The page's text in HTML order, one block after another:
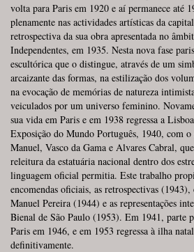
volta para Paris em 1920 e aí permanece até
plenamente nas actividades artísticas da
retrospectiva da sua obra apresentada no
Independentes, em 1935. Nesta nova fase
escultórica que o distingue, através de um
arcaizante das formas, na estilização dos
na evocação de memórias de natureza
veiculados por um universo feminino.
sua vida em Paris e em 1938 regressa a
Exposição do Mundo Português, 1940, com
Manuel, Vasco da Gama e Alvares Cabral,
releitura da estatuária nacional dentro dos
linguagem oficial permitia. Este trabalho
encomendas oficiais, as retrospectivas
Manuel Pereira (1944) e as representações
Bienal de São Paulo (1953). Em 1941, parte
Paris em 1946, e em 1953 regressa à ilha
definitivamente.